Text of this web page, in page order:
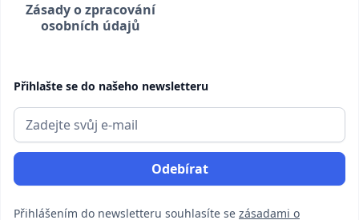
Zásady o zpracování
osobních údajů
Přihlašte se do našeho newsletteru
Přihlášením do newsletteru souhlasíte se zásadami o